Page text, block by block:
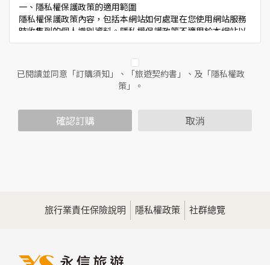
一、隱私權保護政策的適用範圍
隱私權保護政策內容，包括本網站如何處理在您使用網站服務
時收集到的個人識別資料。隱私權保護政策不適用於本網站以
外的相關連結網站，也不適用於非本網站所委託或參與管理的
二、個人資料的蒐集、處理及利用方式
當您造訪本網站或使用本網站所提供之功能服務時，我們將視
範圍內處理及利用您的個人資料；非經您書面同意，本網站不
會將個人資料用於其他用途。
為提供精確的服務，我們會將收集的問卷調查內容進行統計與
分析，分析結果之統計數據或說明文字呈現，除供內部研究
已閱讀並同意「訂購須知」、「旅遊契約書」、及「隱私權政
策」。
確認訂購 取消
旅行業責任保險說明 隱私權政策 社群總覽